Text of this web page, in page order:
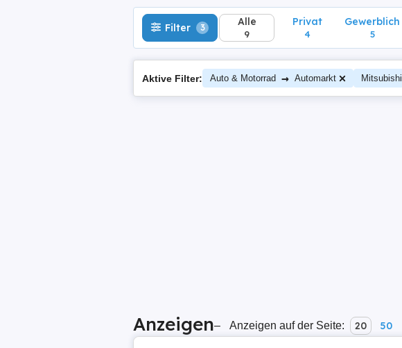
Filter 3 Alle
9
Privat
4
Gewerblich
5
Aktive Filter: Auto & Motorrad → Automarkt Mitsubishi
Anzeigen– Anzeigen auf der Seite: 20 50